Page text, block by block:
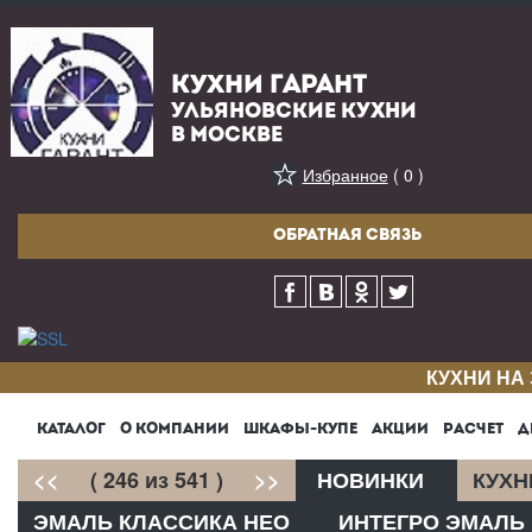
КУХНИ ГАРАНТ
УЛЬЯНОВСКИЕ КУХНИ
В МОСКВЕ
Избранное( 0 )
ОБРАТНАЯ СВЯЗЬ
КУХНИ
КАТАЛОГ О КОМПАНИИ ШКАФЫ-КУПЕ АКЦИИ РАСЧЕТ
<< ( 246 из 541 ) >> НОВИНКИ
ЭМАЛЬ КЛАССИКА НЕО
ИНТЕГРО ЭМАЛЬ